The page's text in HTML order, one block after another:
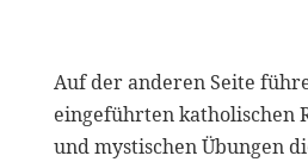
Auf der anderen Seite
eingeführten katholischen
und mystischen Übungen